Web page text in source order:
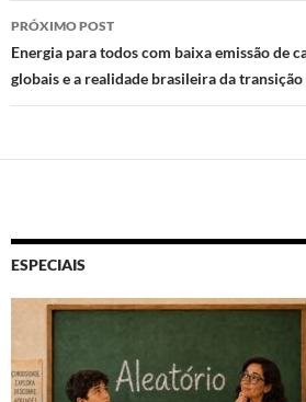
PRÓXIMO POST
Energia para todos com baixa emissão de
globais e a realidade brasileira da
ESPECIAIS